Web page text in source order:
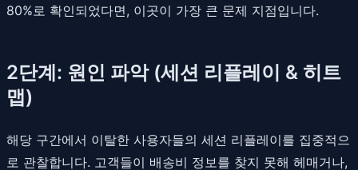
80%로 확인되었다면, 이곳이 가장 큰 문제 지점입니다.
2단계: 원인 파악 (세션 리플레이 & 히트
맵)
해당 구간에서 이탈한 사용자들의 세션 리플레이를 집중적으
로 관찰합니다. 고객들이 배송비 정보를 찾지 못해 헤매거나,